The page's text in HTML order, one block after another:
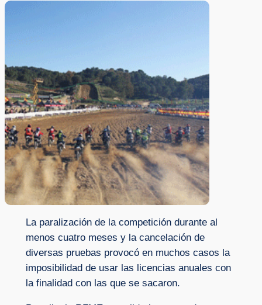
La paralización de la competición durante al
menos cuatro meses y la cancelación de
diversas pruebas provocó en muchos casos la
imposibilidad de usar las licencias anuales con
la finalidad con las que se sacaron.